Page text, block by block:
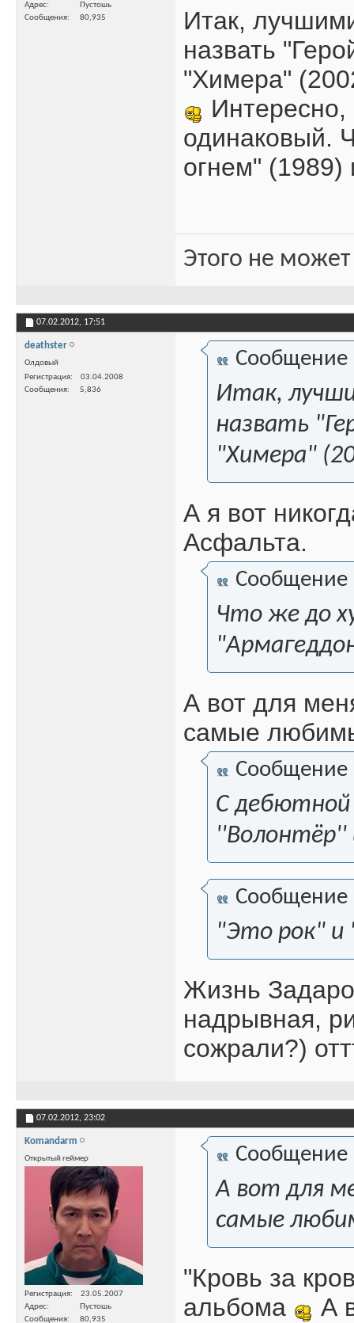
Адрес
Пустошь
Сообщения
80,935
Итак,
назвать
"Химера"
Интересно,
одинаковый.
огнем" (1989)
Этого не
07.02.2012, 17:51
deathster
Олдовый
Регистрация
03.04.2008
Сообщения
5,836
Сообщение
Итак,
назвать
"Химера"
А я вот
Асфальта.
Сообщение
Что же до
А вот для
самые
Сообщение
С дебютной
''Волонтёр''
Сообщение
"Это рок" и
Жизнь
надрывная,
сожрали?)
07.02.2012, 23:02
Komandarm
Открытый геймер
Регистрация
23.05.2007
Адрес
Пустошь
Сообщения
80,935
Сообщение
А вот для
самые
"Кровь за
альбома
А